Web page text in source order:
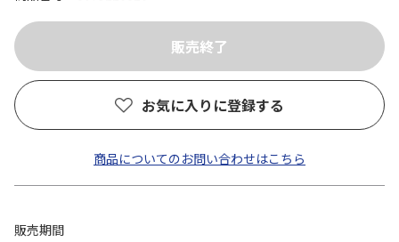
お気に入りに登録する
商品についてのお問い合わせはこちら
販売期間